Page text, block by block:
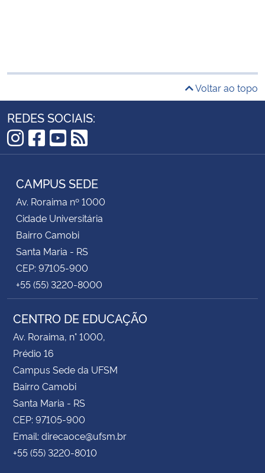
Voltar ao topo
REDES SOCIAIS:
Instagram
Facebook
YouTube
RSS
CAMPUS SEDE
Av. Roraima nº 1000
Cidade Universitária
Bairro Camobi
Santa Maria - RS
CEP: 97105-900
+55 (55) 3220-8000
CENTRO DE EDUCAÇÃO
Av. Roraima, n° 1000,
Prédio 16
Campus Sede da UFSM
Bairro Camobi
Santa Maria - RS
CEP: 97105-900
Email: direcaoce@ufsm.br
+55 (55) 3220-8010